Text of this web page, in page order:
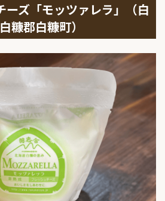
ズ「モッツァレラ」（白
糠郡白糠町）